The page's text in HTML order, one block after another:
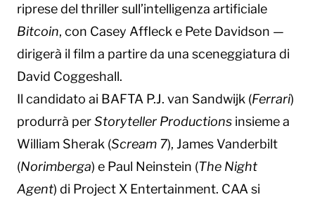
riprese del thriller sull’intelligenza artificiale
Bitcoin, con Casey Affleck e Pete Davidson —
dirigerà il film a partire da una sceneggiatura di
David Coggeshall.
Il candidato ai BAFTA P.J. van Sandwijk (Ferrari)
produrrà perStoryteller Productions insieme a
William Sherak (Scream 7), James Vanderbilt
(Norimberga) e Paul Neinstein (The Night
Agent) di Project X Entertainment. CAA si